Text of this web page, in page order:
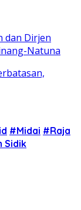
dan Dirjen
Natuna
#Midai #Raja
Sidik